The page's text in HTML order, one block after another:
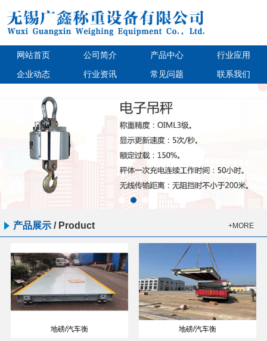
网站首页 公司简介 产品中心
行业应用
企业动态
行业资讯 常见问题 联系我们
产品展示 / Product +MORE
地磅/汽车衡 地磅/汽车衡